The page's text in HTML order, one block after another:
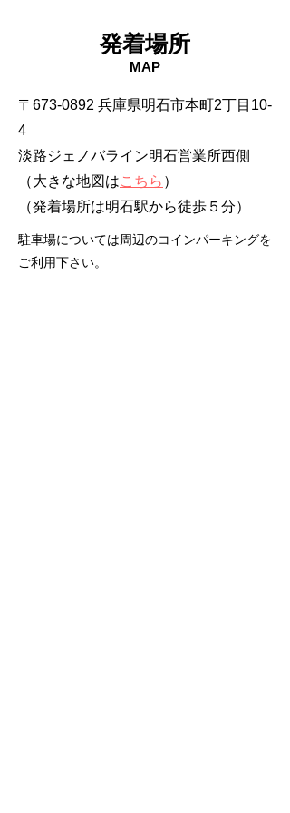
発着場所
MAP
〒673-0892 兵庫県明石市本町2丁目10-
4
淡路ジェノバライン明石営業所西側
（大きな地図はこちら ）
​（発着場所は明石駅から徒歩５分）
駐車場については周辺のコインパーキングを
ご利用下さい。